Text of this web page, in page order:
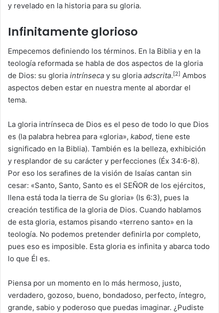
y revelado en la historia para su gloria.
Infinitamente glorioso
Empecemos definiendo los términos. En la Biblia y en la
teología reformada se habla de dos aspectos de la gloria
de Dios: su gloria intrínseca y su gloria adscrita.[2] Ambos
aspectos deben estar en nuestra mente al abordar el
tema.
La gloria intrínseca de Dios es el peso de todo lo que Dios
es (la palabra hebrea para «gloria», kabod, tiene este
significado en la Biblia). También es la belleza, exhibición
y resplandor de su carácter y perfecciones (Éx 34:6-8).
Por eso los serafines de la visión de Isaías cantan sin
cesar: «Santo, Santo, Santo es el SEÑOR de los ejércitos,
llena está toda la tierra de Su gloria» (Is 6:3), pues la
creación testifica de la gloria de Dios. Cuando hablamos
de esta gloria, estamos pisando «terreno santo» en la
teología. No podemos pretender definirla por completo,
pues eso es imposible. Esta gloria es infinita y abarca todo
lo que Él es.
Piensa por un momento en lo más hermoso, justo,
verdadero, gozoso, bueno, bondadoso, perfecto, íntegro,
grande, sabio y poderoso que puedas imaginar. ¿Pudiste